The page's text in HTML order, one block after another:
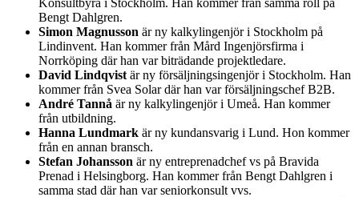
Bengt Dahlgren.
Simon Magnusson är ny kalkylingenjör i Stockholm på
Lindinvent. Han kommer från Mård Ingenjörsfirma i
Norrköping där han var biträdande projektledare.
David Lindqvist är ny försäljningsingenjör i Stockholm. Han
kommer från Svea Solar där han var försäljningschef B2B.
André Tannå är ny kalkylingenjör i Umeå. Han kommer
från utbildning.
Hanna Lundmark är ny kundansvarig i Lund. Hon kommer
från en annan bransch.
Stefan Johansson är ny entreprenadchef vs på Bravida
Prenad i Helsingborg. Han kommer från Bengt Dahlgren i
samma stad där han var seniorkonsult vvs.